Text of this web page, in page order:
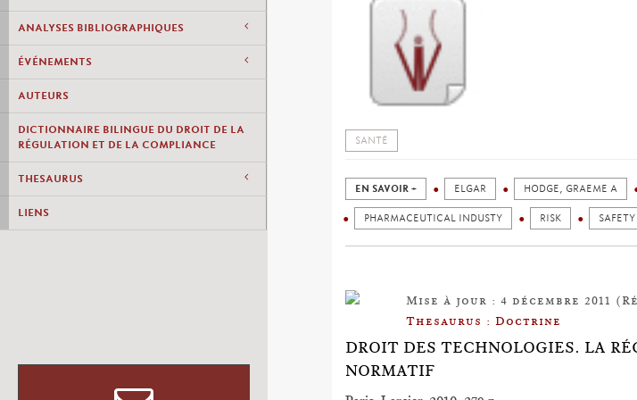
ANALYSES BIBLIOGRAPHIQUES
ÉVÉNEMENTS
AUTEURS
DICTIONNAIRE BILINGUE DU DROIT DE LA
RÉGULATION ET DE LA COMPLIANCE
THESAURUS
LIENS
SANTÉ
EN SAVOIR + ELGAR HODGE, GRAEME A
PHARMACEUTICAL INDUSTY RISK SAFETY
Mise à jour : 4 décembre 2011
Thesaurus : Doctrine
DROIT DES TECHNOLOGIES. LA
NORMATIF